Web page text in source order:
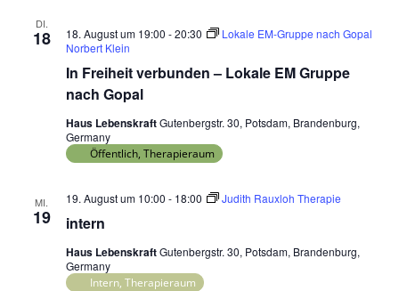
DI.
18
In Freiheit verbunden – Lokale EM Gruppe
nach Gopal
18. August um 19:00 -20:30
Lokale EM-Gruppe nach Gopal
Norbert Klein
Haus LebenskraftGutenbergstr. 30, Potsdam, Brandenburg,
Germany
Öffentlich, Therapieraum
MI.
19 intern
19. August um 10:00 - 18:00 Judith Rauxloh Therapie
Haus LebenskraftGutenbergstr. 30, Potsdam, Brandenburg,
Germany
Intern, Therapieraum